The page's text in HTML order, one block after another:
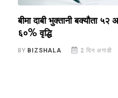
बीमा दाबी भुक्तानी बक्यौता ५२
६०% वृद्धि
BY BIZSHALA 2 दिन अगाडी